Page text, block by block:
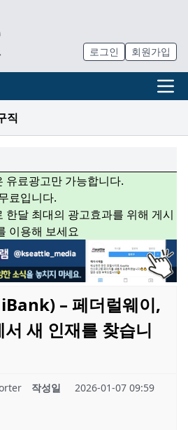
로그인 회원가입
직
유료광고만 가능합니다.
료입니다.
한달 최대의 광고효과를 위해 게시
이용해 보세요
– 페더럴웨이,
새 인재를 찾습니
작성일 2026-01-07 09:59